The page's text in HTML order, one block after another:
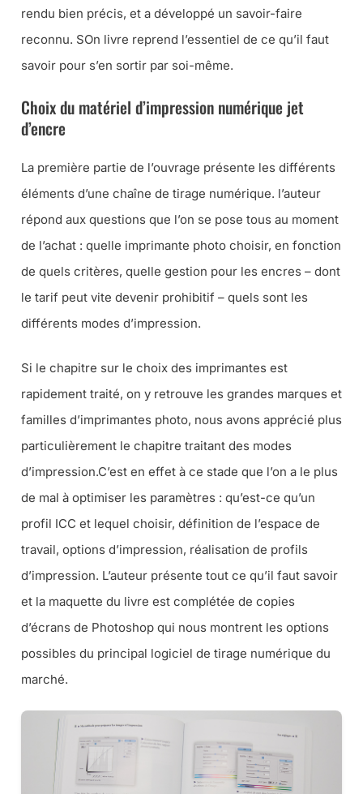
rendu bien précis, et a développé un savoir-faire
reconnu. SOn livre reprend l’essentiel de ce qu’il faut
savoir pour s’en sortir par soi-même.
Choix du matériel d’impression numérique jet
d’encre
La première partie de l’ouvrage présente les différents
éléments d’une chaîne de tirage numérique. l’auteur
répond aux questions que l’on se pose tous au moment
de l’achat : quelle imprimante photo choisir, en fonction
de quels critères, quelle gestion pour les encres – dont
le tarif peut vite devenir prohibitif – quels sont les
différents modes d’impression.
Si le chapitre sur le choix des imprimantes est
rapidement traité, on y retrouve les grandes marques et
familles d’imprimantes photo, nous avons apprécié plus
particulièrement le chapitre traitant des modes
d’impression.C’est en effet à ce stade que l’on a le plus
de mal à optimiser les paramètres : qu’est-ce qu’un
profil ICC et lequel choisir, définition de l’espace de
travail, options d’impression, réalisation de profils
d’impression. L’auteur présente tout ce qu’il faut savoir
et la maquette du livre est complétée de copies
d’écrans de Photoshop qui nous montrent les options
possibles du principal logiciel de tirage numérique du
marché.